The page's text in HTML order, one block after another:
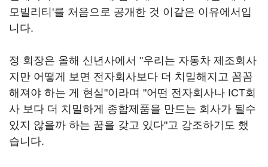
모빌리티'를 처음으로 공개한 것 이같은 이유에서입
니다.
정 회장은 올해 신년사에서 "우리는 자동차 제조회사
지만 어떻게 보면 전자회사보다 더 치밀해지고 꼼꼼
해져야 하는 게 현실"이라며 "어떤 전자회사나 ICT회
사 보다 더 치밀하게 종합제품을 만드는 회사가 될수
있지 않을까 하는 꿈을 갖고 있다"고 강조하기도 했
습니다.